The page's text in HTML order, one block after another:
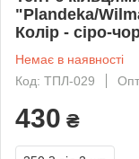
"Plandeka/
Колір - сіро-
Немає в наявності
Код: ТПЛ-029
Опт
430 ₴